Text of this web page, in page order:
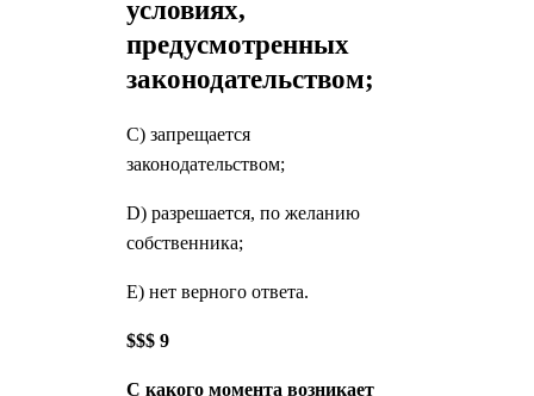
условиях,
предусмотренных
законодательством;
С) запрещается
законодательством;
D) разрешается, по желанию
собственника;
Е) нет верного ответа.
$$$ 9
С какого момента возникает